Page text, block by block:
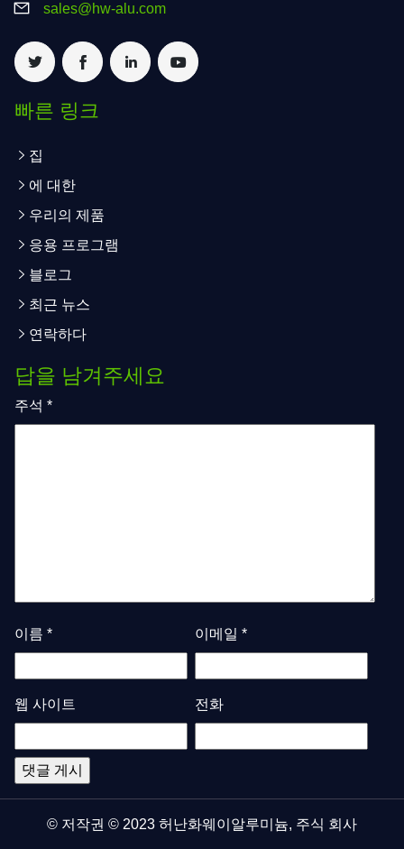
sales@hw-alu.com
빠른 링크
집
에 대한
우리의 제품
응용 프로그램
블로그
최근 뉴스
연락하다
답을 남겨주세요
주석 *
이름 * 이메일 *
웹 사이트 전화
© 저작권 © 2023 허난화웨이알루미늄, 주식 회사